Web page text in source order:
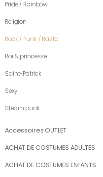
Pride / Rainbow
Religion
Rock / Punk / Rasta
Roi & princesse
Saint-Patrick
Sexy
Steam punk
Accessoires OUTLET
ACHAT DE COSTUMES ADULTES
ACHAT DE COSTUMES ENFANTS